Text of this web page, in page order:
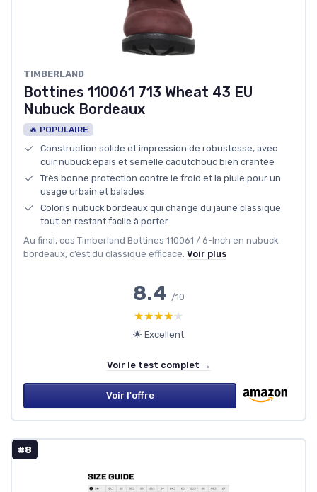
TIMBERLAND
Bottines 110061 713 Wheat 43 EU
Nubuck Bordeaux
🔥 POPULAIRE
Construction solide et impression de robustesse, avec
cuir nubuck épais et semelle caoutchouc bien crantée
Très bonne protection contre le froid et la pluie pour un
usage urbain et balades
Coloris nubuck bordeaux qui change du jaune classique
tout en restant facile à porter
Au final, ces Timberland Bottines 110061 / 6-Inch en nubuck
bordeaux, c’est du classique efficace. Voir plus
8.4 /10
★★★★★
★★★★★
🌟 Excellent
Voir le test complet →
Voir l'offre
#8